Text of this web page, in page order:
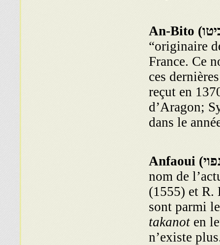
An-Bito (
“originaire
France. Ce
ces
reçut en
d’Aragon;
dans le
Anfaoui (
nom de
(1555) et R.
sont parmi
takanot en
n’existe